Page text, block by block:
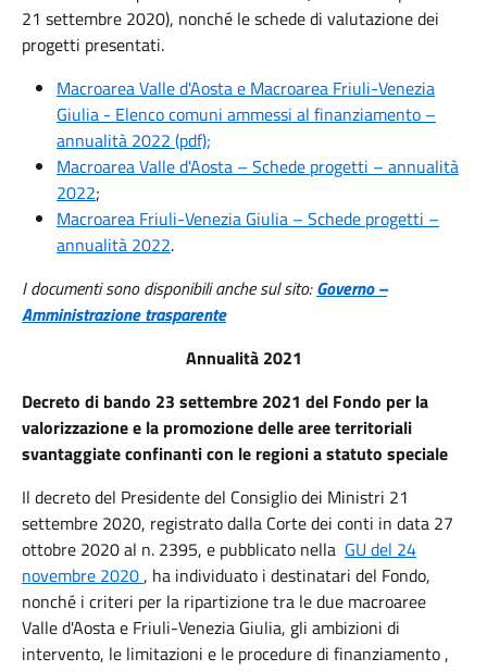
21 settembre 2020), nonché le schede di valutazione dei
progetti presentati.
Macroarea Valle d'Aosta e Macroarea Friuli-Venezia
Giulia - Elenco comuni ammessi al finanziamento –
annualità 2022 (pdf);
Macroarea Valle d'Aosta – Schede progetti – annualità
2022;
Macroarea Friuli-Venezia Giulia – Schede progetti –
annualità 2022.
I documenti sono disponibili anche sul sito:Governo –
Amministrazione trasparente
Annualità 2021
Decreto di bando 23 settembre 2021 del Fondo per la
valorizzazione e la promozione delle aree territoriali
svantaggiate confinanti con le regioni a statuto speciale
Il decreto del Presidente del Consiglio dei Ministri 21
settembre 2020, registrato dalla Corte dei conti in data 27
ottobre 2020 al n. 2395, e pubblicato nella GU del 24
novembre 2020, ha individuato i destinatari del Fondo,
nonché i criteri per la ripartizione tra le due macroaree
Valle d'Aosta e Friuli-Venezia Giulia, gli ambizioni di
intervento, le limitazioni e le procedure di finanziamento ,